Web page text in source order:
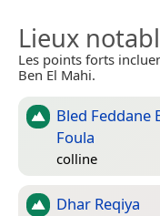
Lieux
Les points forts
Ben El Mahi.
Bled Feddane
Foula
colline
Dhar Reqiya